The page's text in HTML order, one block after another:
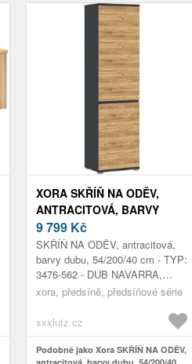
XORA SKŘÍŇ NA ODĚV,
ANTRACITOVÁ, BARVY
DUBU, 54/200/40 CM
9 799 Kč
SKŘÍŇ NA ODĚV, antracitová,
barvy dubu, 54/200/40 cm - TYP:
3476-562 - DUB NAVARRA,
PRVKY ANTRACIT - Š/V/H:
xora, předsíně, předsíňové série
xxxlutz.cz
Podobně jako Xora SKŘÍŇ NA ODĚV,